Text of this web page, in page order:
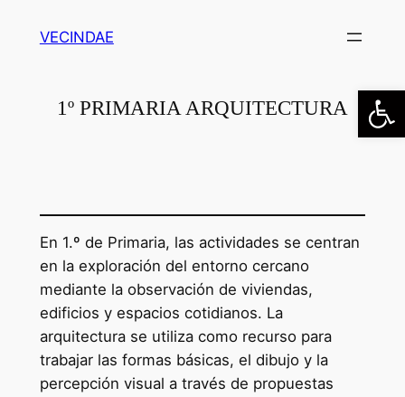
VECINDAE
1º PRIMARIA ARQUITECTURA
En 1.º de Primaria, las actividades se centran
en la exploración del entorno cercano
mediante la observación de viviendas,
edificios y espacios cotidianos. La
arquitectura se utiliza como recurso para
trabajar las formas básicas, el dibujo y la
percepción visual a través de propuestas
Abrir